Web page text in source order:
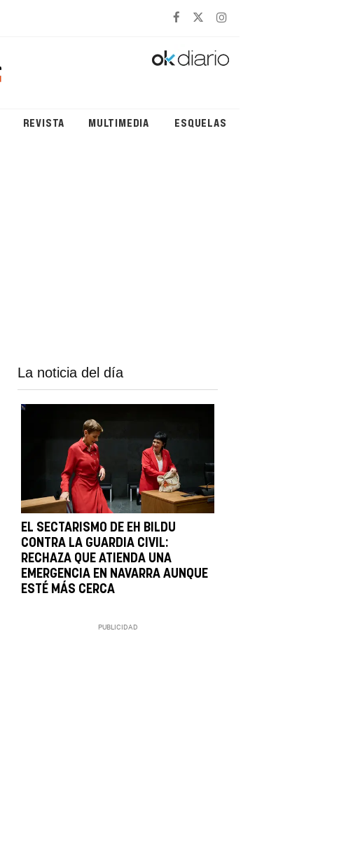
REVISTA MULTIMEDIA ESQUELAS
La noticia del día
EL SECTARISMO DE EH BILDU
CONTRA LA GUARDIA CIVIL:
RECHAZA QUE ATIENDA UNA
EMERGENCIA EN NAVARRA AUNQUE
ESTÉ MÁS CERCA